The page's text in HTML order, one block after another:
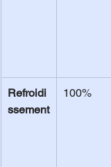
Refroidi
ssement
100%